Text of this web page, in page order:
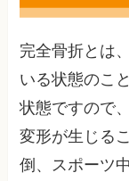
完全骨折とは
いる状態のこ
状態ですので
変形が生じる
倒、スポーツ